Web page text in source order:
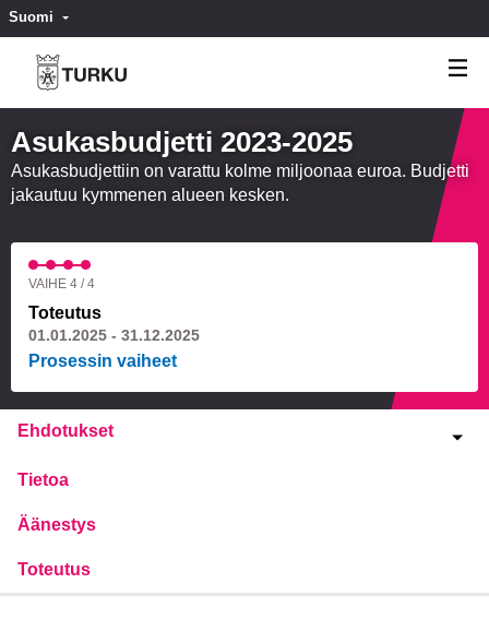
Suomi Valitse kieli
Asukasbudjetti 2023-2025
Asukasbudjettiin on varattu kolme miljoonaa euroa. Budjetti
jakautuu kymmenen alueen kesken.
VAIHE 4 / 4
Toteutus
01.01.2025 - 31.12.2025
Prosessin vaiheet
Ehdotukset
Tietoa
Äänestys
Toteutus